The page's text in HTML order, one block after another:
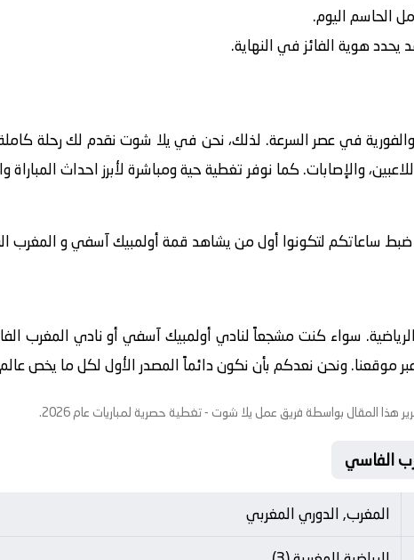
الحاسم اليوم.
يحدد هوية الفائز في النهاية.
في عصر السرعة. لذلك، نحن في يلا شوت نقدم لك رحلة
والإصابات. كما نوفر تغطية حية ومباشرة لأبرز احداث
ساعاتكم لتكونوا أول من يشاهد قمة أولمبيك آسفي و المغرب
الرياضية. سواء كنت مشجعاً لنادي أولمبيك آسفي أو نادي المغرب
ونحن نعدكم بأن نكون دائماً المصدر الأول لكل ما يخص عالم
هذا المقال بواسطة فريق عمل يلا شوت - تغطية حصرية لمباريات عام 2026.
المغرب, الدوري المغربي